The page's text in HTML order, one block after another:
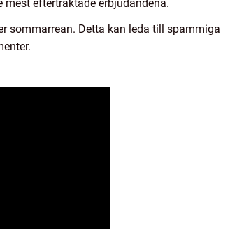
eftertraktade erbjudandena.
sommarrean. Detta kan leda till spammiga